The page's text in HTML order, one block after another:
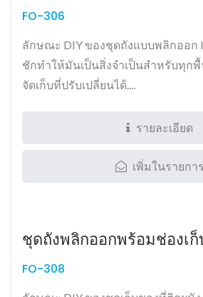
FO-306
ลักษณะ DIY ของชุดถังแบบพลิกออก
ชักทำให้มันเป็นสิ่งจำเป็นสำหรับทุก
จัดเก็บที่ปรับเปลี่ยนได้....
รายละเอียด
เพิ่มในรายการ
ชุดถังพลิกออกพร้อมช่องเ
FO-308